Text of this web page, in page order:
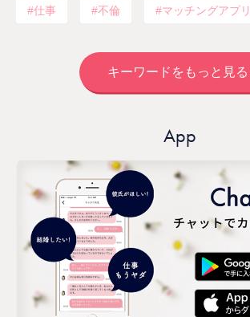
仕事 不倫 マッチングアプリ
キーワードをもっと見る
App